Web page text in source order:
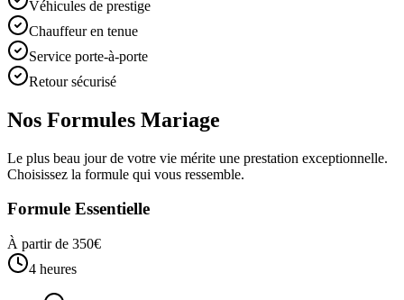
Véhicules de prestige
Chauffeur en tenue
Service porte-à-porte
Retour sécurisé
Nos Formules Mariage
Le plus beau jour de votre vie mérite une prestation exceptionnelle.
Choisissez la formule qui vous ressemble.
Formule Essentielle
À partir de 350€
4 heures